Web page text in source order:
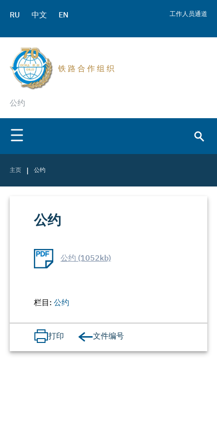
RU 中文 EN 工作人员通道
铁 路 合 作 组 织
公约
主页 | 公约
公约
公约 (1052kb)
栏目: 公约
打印 文件编号